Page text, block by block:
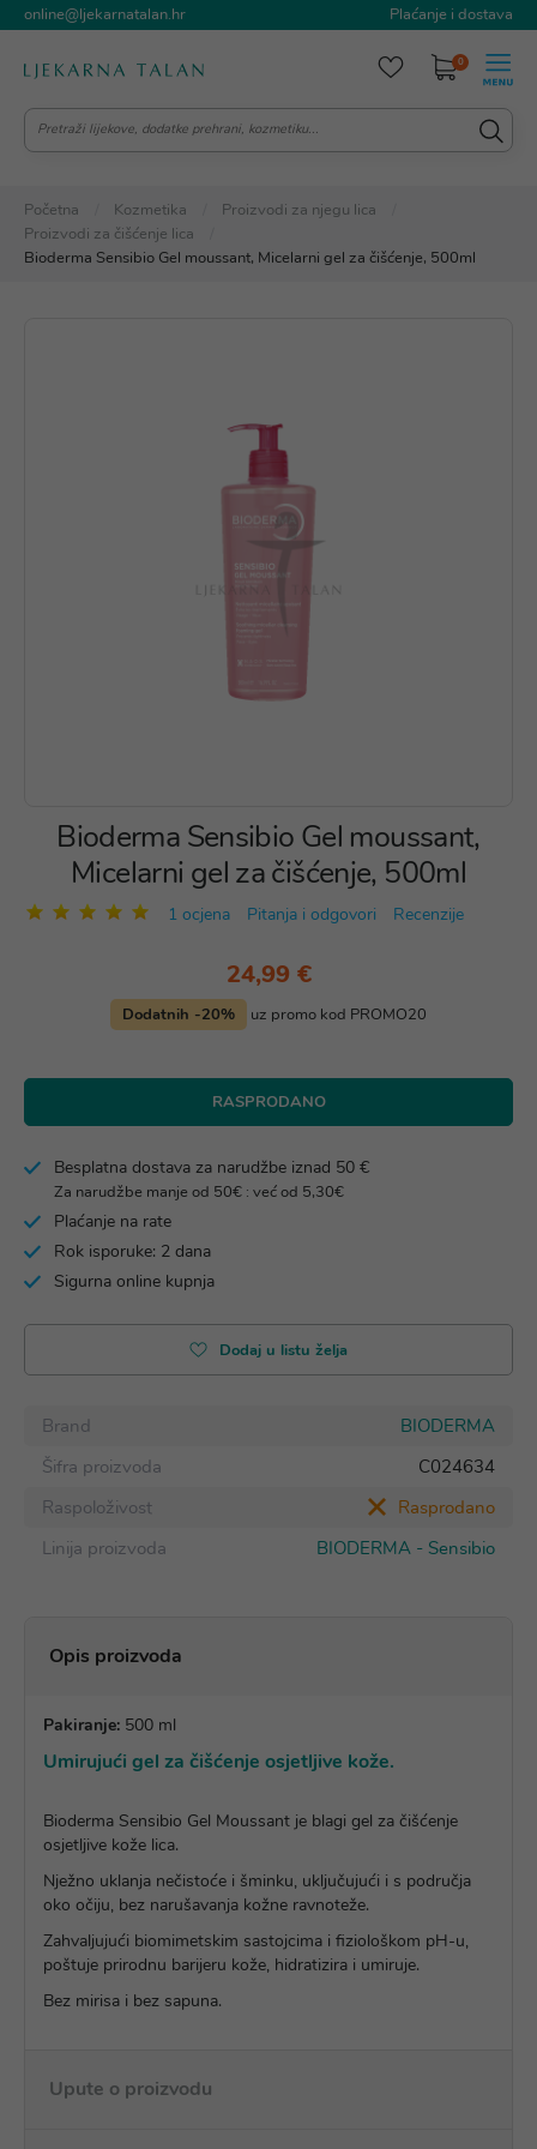
online@ljekarnatalan.hr Plaćanje i dostava
0
Početna Kozmetika
Proizvodi za njegu lica
Proizvodi za čišćenje lica
Bioderma Sensibio Gel moussant, Micelarni gel za čišćenje, 500ml
Bioderma Sensibio Gel moussant,
Micelarni gel za čišćenje, 500ml
1 ocjena Pitanja i odgovori Recenzije
24,99 €
Dodatnih -20% uz promo kod PROMO20
RASPRODANO
Besplatna dostava za narudžbe iznad 50 €
Za narudžbe manje od 50€ : već od 5,30€
Plaćanje na rate
Rok isporuke: 2 dana
Sigurna online kupnja
Dodaj u listu želja
Brand
BIODERMA
Šifra proizvoda
C024634
Raspoloživost
Rasprodano
Linija proizvoda
BIODERMA - Sensibio
Opis proizvoda
Pakiranje: 500 ml
Umirujući gel za čišćenje osjetljive kože.
Bioderma Sensibio Gel Moussant je blagi gel za čišćenje
osjetljive kože lica.
Nježno uklanja nečistoće i šminku, uključujući i s područja
oko očiju, bez narušavanja kožne ravnoteže.
Zahvaljujući biomimetskim sastojcima i fiziološkom pH-u,
poštuje prirodnu barijeru kože, hidratizira i umiruje.
Bez mirisa i bez sapuna.
Upute o proizvodu